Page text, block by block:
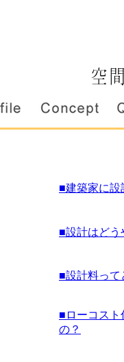
■建築家に設
■設計はどう
■設計料って
■ローコスト
の？